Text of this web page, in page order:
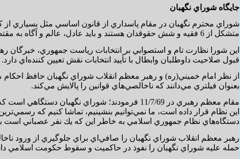
جايگاه شوراي نگهبان
شوراي محترم نگهبان در مقام پاسداري از قانون اساسي مثل بسياري
متشكل از 6 فقيه و شش حقوقدان هستند و بايد عادل، عالم و آگاه به مقتضيات زمان باشند.
اين شورا نظارت تام و استصوابي بر انتخابات رياست جمهوري،
قبول صلاحيت داوطلبان وابطال با تأييد انتخابات نقش تعيين كننده‌اي دارد.
از نظر امام خميني(ره) و رهبر معظم انقلاب شوراي نگهبان حافظ
بعنوان فيلتري مي‌دانند كه ناخالصي‌هاي قوانين را پالايش مي‌كند.
مقام معظم رهبري در 11/7/69 فرمودند؛ شوراي
اين نظام قرار داده است، ما نمي‌توانيم بنشينيم، تماشا كنيم كه
دستگاه‌هاي نظام جمهوري اسلامي به خاطر اين كه يك نفر عصباني است
رهبر معظم انقلاب شوراي نگهبان را صافي‌اي براي جلوگيري از ورود
حمله عليه شوراي نگهبان را نفوذ در حاكميت و سقوط حكومت اسلامي